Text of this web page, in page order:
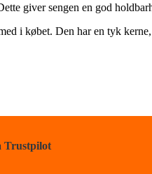
giver sengen en god
i købet. Den har en tyk
Trustpilot